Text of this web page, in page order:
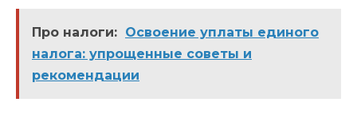
Про налоги: Освоение уплаты единого
налога: упрощенные советы и
рекомендации